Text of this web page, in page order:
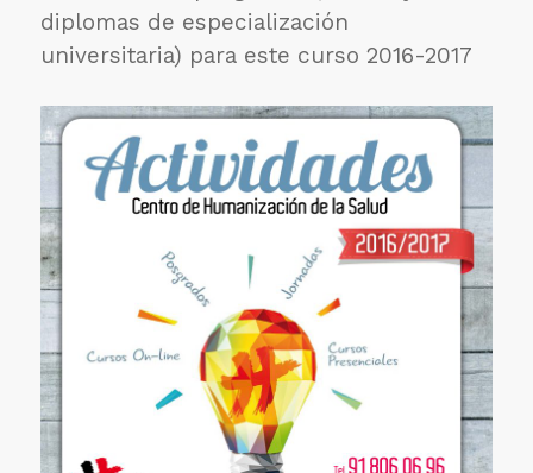
diplomas de especialización
universitaria) para este curso 2016-2017